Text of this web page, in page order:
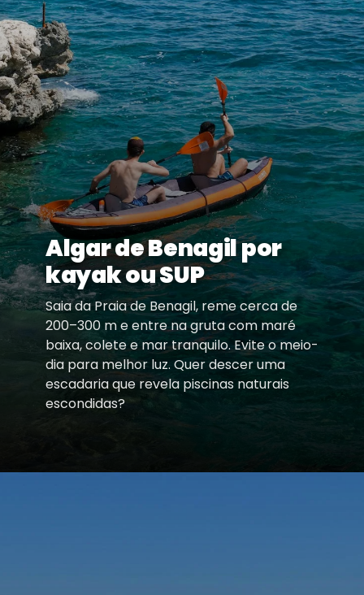
Algar de Benagil por
kayak ou SUP
Saia da Praia de Benagil, reme cerca de
200–300 m e entre na gruta com maré
baixa, colete e mar tranquilo. Evite o meio-
dia para melhor luz. Quer descer uma
escadaria que revela piscinas naturais
escondidas?